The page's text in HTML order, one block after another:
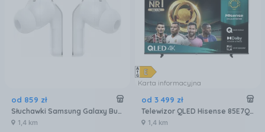
od 859 zł
Słuchawki Samsung Galaxy Buds4 Pro białe
1,4 km
Karta informacyjna
od 3 499 zł
Telewizor QLED Hisense 85E7Q 85 cali 4K UHD
1,4 km